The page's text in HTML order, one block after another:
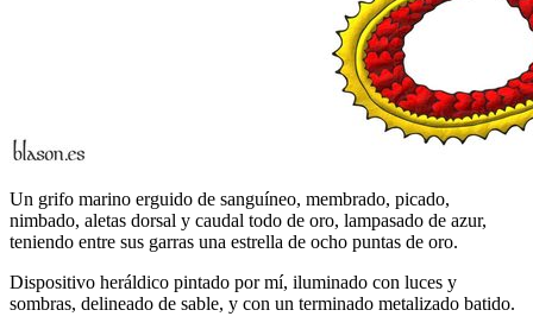
Un grifo marino erguido de sanguíneo, membrado, picado,
nimbado, aletas dorsal y caudal todo de oro, lampasado de azur,
teniendo entre sus garras una estrella de ocho puntas de oro.
Dispositivo heráldico pintado por mí, iluminado con luces y
sombras, delineado de sable, y con un terminado metalizado batido.